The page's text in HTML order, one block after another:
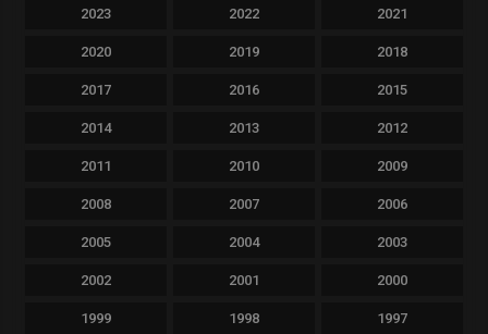
2023 2022 2021
2020 2019 2018
2017 2016 2015
2014 2013 2012
2011 2010 2009
2008 2007 2006
2005 2004 2003
2002 2001 2000
1999 1998 1997